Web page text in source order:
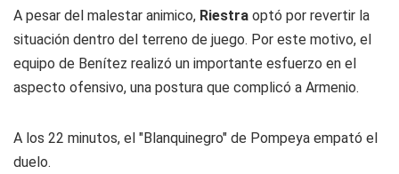
A pesar del malestar animico, Riestra optó por revertir la
situación dentro del terreno de juego. Por este motivo, el
equipo de Benítez realizó un importante esfuerzo en el
aspecto ofensivo, una postura que complicó a Armenio.
A los 22 minutos, el "Blanquinegro" de Pompeya empató el
duelo.